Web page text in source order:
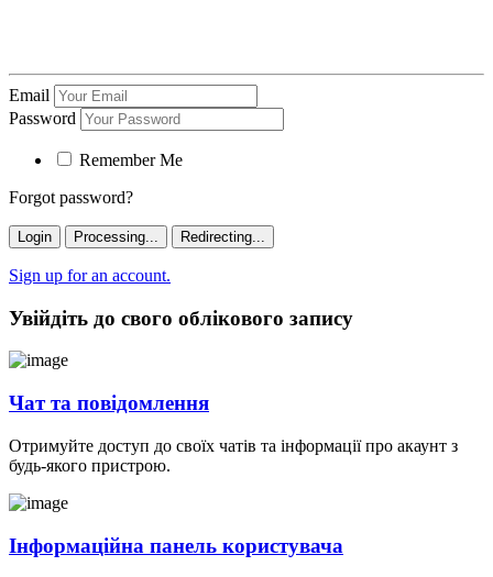
Email
Password
Remember Me
Forgot password?
Login Processing... Redirecting...
Sign up for an account.
Увійдіть до свого облікового запису
Чат та повідомлення
Отримуйте доступ до своїх чатів та інформації про акаунт з
будь-якого пристрою.
Інформаційна панель користувача